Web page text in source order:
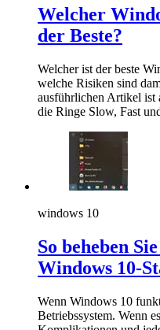
Welcher
der Beste?
Welcher ist der beste
welche Risiken sind
ausführlichen Artikel ist
die Ringe Slow, Fast
windows 10
So beheben
Windows 10-
Wenn Windows 10
Betriebssystem. Wenn